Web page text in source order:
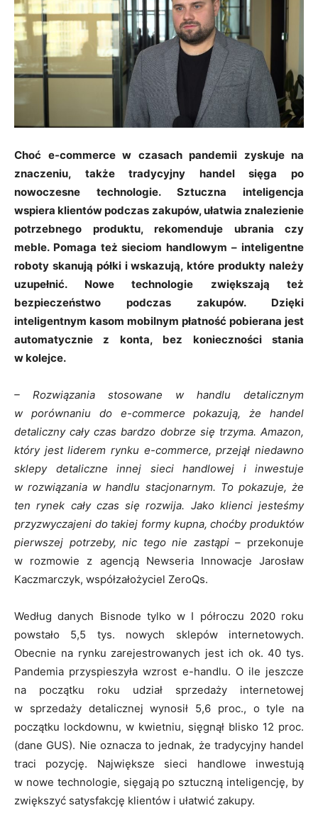
Choć e-commerce w czasach pandemii zyskuje na
znaczeniu, także tradycyjny handel sięga po
nowoczesne technologie. Sztuczna inteligencja
wspiera klientów podczas zakupów, ułatwia znalezienie
potrzebnego produktu, rekomenduje ubrania czy
meble. Pomaga też sieciom handlowym – inteligentne
roboty skanują półki i wskazują, które produkty należy
uzupełnić. Nowe technologie zwiększają też
bezpieczeństwo podczas zakupów. Dzięki
inteligentnym kasom mobilnym płatność pobierana jest
automatycznie z konta, bez konieczności stania
w kolejce.
– Rozwiązania stosowane w handlu detalicznym
w porównaniu do e-commerce pokazują, że handel
detaliczny cały czas bardzo dobrze się trzyma. Amazon,
który jest liderem rynku e-commerce, przejął niedawno
sklepy detaliczne innej sieci handlowej i inwestuje
w rozwiązania w handlu stacjonarnym. To pokazuje, że
ten rynek cały czas się rozwija. Jako klienci jesteśmy
przyzwyczajeni do takiej formy kupna, choćby produktów
pierwszej potrzeby, nic tego nie zastąpi – przekonuje
w rozmowie z agencją Newseria Innowacje Jarosław
Kaczmarczyk, współzałożyciel ZeroQs.
Według danych Bisnode tylko w I półroczu 2020 roku
powstało 5,5 tys. nowych sklepów internetowych.
Obecnie na rynku zarejestrowanych jest ich ok. 40 tys.
Pandemia przyspieszyła wzrost e-handlu. O ile jeszcze
na początku roku udział sprzedaży internetowej
w sprzedaży detalicznej wynosił 5,6 proc., o tyle na
początku lockdownu, w kwietniu, sięgnął blisko 12 proc.
(dane GUS). Nie oznacza to jednak, że tradycyjny handel
traci pozycję. Największe sieci handlowe inwestują
w nowe technologie, sięgają po sztuczną inteligencję, by
zwiększyć satysfakcję klientów i ułatwić zakupy.